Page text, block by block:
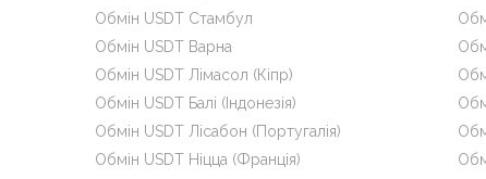
Обмін USDT Стамбул
Обмін USDT Варна
Обмін USDT Лімасол (Кіпр)
Обмін USDT Балі (Індонезія)
Обмін USDT Лісабон (Португалія)
Обмін USDT Ніцца (Франція)